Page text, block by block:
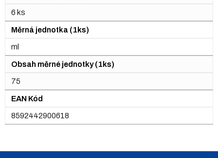
6 ks
Měrná jednotka (1ks)
ml
Obsah měrné jednotky (1ks)
75
EAN Kód
8592442900618